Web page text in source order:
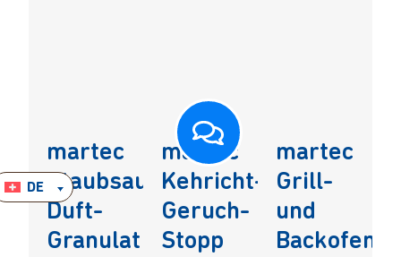
DE
martec
Staubsauger
Duft-
Granulat
martec
Kehricht-
Geruch-
Stopp
martec
Grill-
und
Backofen-